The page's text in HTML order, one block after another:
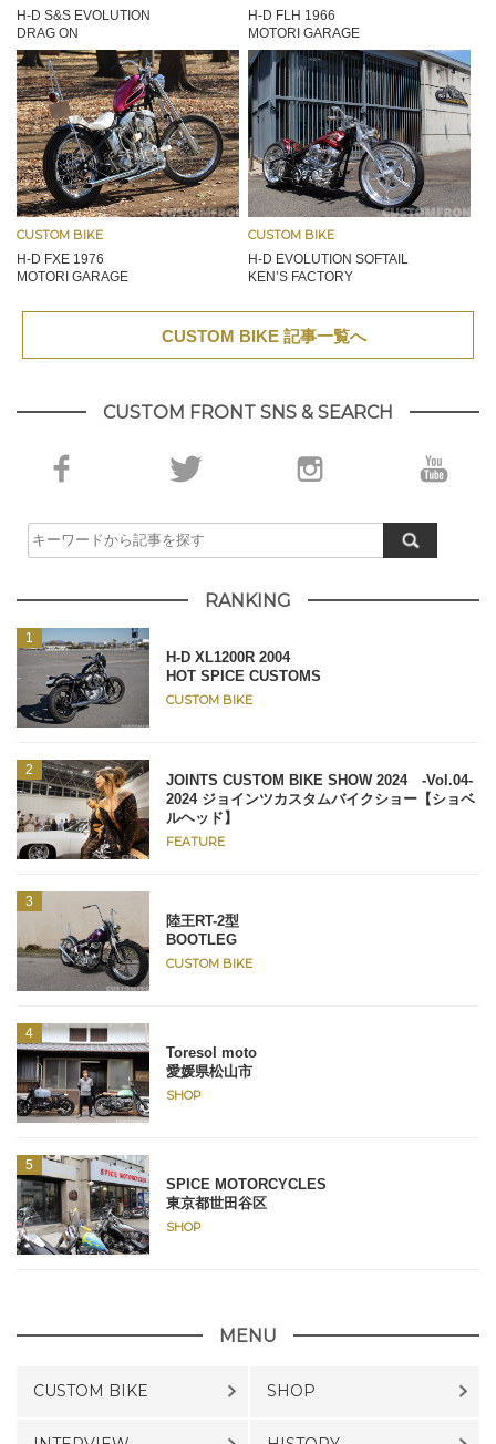
H-D S&S EVOLUTION
DRAG ON
H-D FLH 1966
MOTORI GARAGE
CUSTOM BIKE
H-D FXE 1976
MOTORI GARAGE
CUSTOM BIKE
H-D EVOLUTION SOFTAIL
KEN’S FACTORY
CUSTOM BIKE 記事一覧へ
CUSTOM FRONT SNS & SEARCH
RANKING
H-D XL1200R 2004
HOT SPICE CUSTOMS
CUSTOM BIKE
JOINTS CUSTOM BIKE SHOW 2024 -Vol.04-
2024 ジョインツカスタムバイクショー【ショベ
ルヘッド】
FEATURE
陸王RT-2型
BOOTLEG
CUSTOM BIKE
Toresol moto
愛媛県松山市
SHOP
SPICE MOTORCYCLES
東京都世田谷区
SHOP
MENU
CUSTOM BIKE SHOP